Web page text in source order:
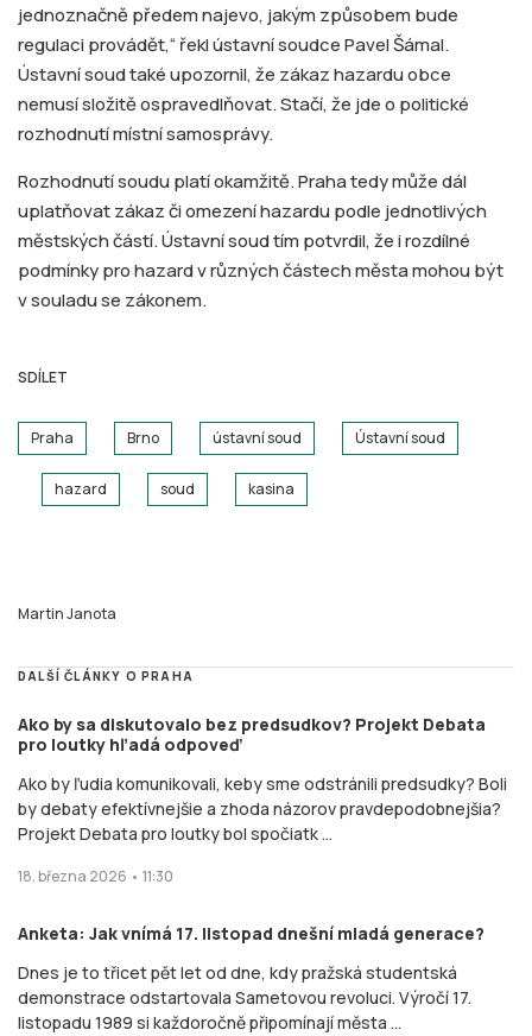
jednoznačně předem najevo, jakým způsobem bude
regulaci provádět,“ řekl ústavní soudce Pavel Šámal.
Ústavní soud také upozornil, že zákaz hazardu obce
nemusí složitě ospravedlňovat. Stačí, že jde o politické
rozhodnutí místní samosprávy.
Rozhodnutí soudu platí okamžitě. Praha tedy může dál
uplatňovat zákaz či omezení hazardu podle jednotlivých
městských částí. Ústavní soud tím potvrdil, že i rozdílné
podmínky pro hazard v různých částech města mohou být
v souladu se zákonem.
SDÍLET
Praha Brno ústavní soud Ústavní soud
hazard soud kasina
Martin Janota
DALŠÍ ČLÁNKY O PRAHA
Ako by sa diskutovalo bez predsudkov? Projekt Debata
pro loutky hľadá odpoveď
Ako by ľudia komunikovali, keby sme odstránili predsudky? Boli
by debaty efektívnejšie a zhoda názorov pravdepodobnejšia?
Projekt Debata pro loutky bol spočiatk ...
18. března 2026 • 11:30
Anketa: Jak vnímá 17. listopad dnešní mladá generace?
Dnes je to třicet pět let od dne, kdy pražská studentská
demonstrace odstartovala Sametovou revoluci. Výročí 17.
listopadu 1989 si každoročně připomínají města ...